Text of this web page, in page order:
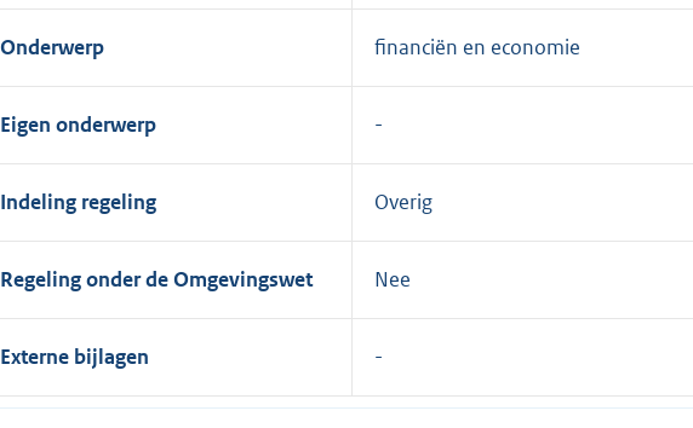
Onderwerp financiën en economie
Eigen onderwerp
Indeling regeling Overig
Regeling onder de Omgevingswet Nee
Externe bijlagen